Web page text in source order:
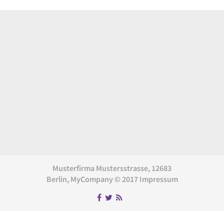
Musterfirma Mustersstrasse, 12683
Berlin, MyCompany © 2017 Impressum